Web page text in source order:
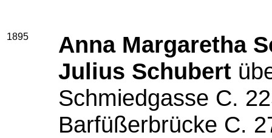
1895
Anna Margaretha
Julius Schubert
Schmiedgasse C.
Barfüßerbrücke C.